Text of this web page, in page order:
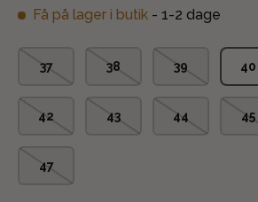
Få på lager i butik - 1-2 dage
37 38 39 40
42 43 44 45
47